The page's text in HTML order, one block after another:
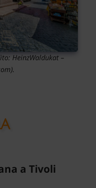
HeinzWaldukat–
a Tivoli